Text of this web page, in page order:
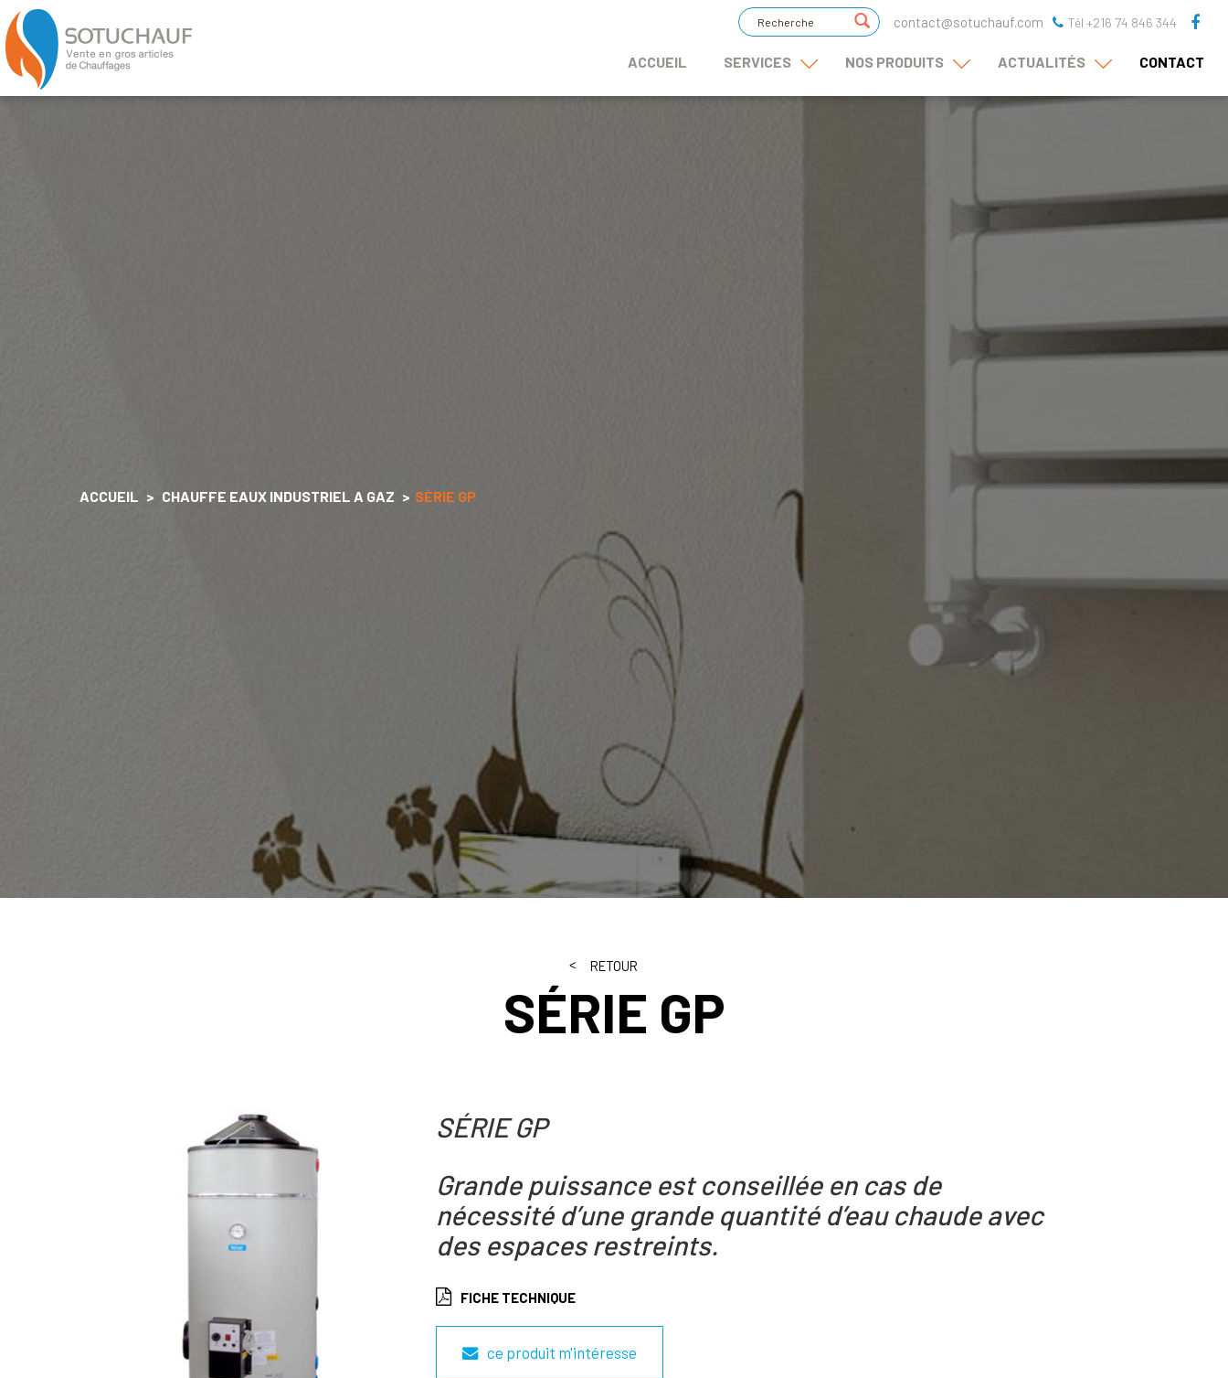
contact@sotuchauf.com Tél +216 74 846 344
ACCUEIL SERVICES NOS PRODUITS ACTUALITÉS CONTACT
ACCUEIL CHAUFFE EAUX INDUSTRIEL A GAZ SÉRIE GP
RETOUR
SÉRIE GP
SÉRIE GP
Grande puissance est conseillée en cas de
nécessité d’une grande quantité d’eau chaude avec
des espaces restreints.
FICHE TECHNIQUE
ce produit m'intéresse